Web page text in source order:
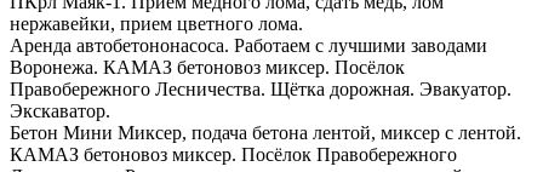
нержавейки, прием цветного лома.
Аренда автобетононасоса. Работаем с лучшими заводами
Воронежа. КАМАЗ бетоновоз миксер. Посёлок
Правобережного Лесничества. Щётка дорожная. Эвакуатор.
Экскаватор.
Бетон Мини Миксер, подача бетона лентой, миксер с лентой.
КАМАЗ бетоновоз миксер. Посёлок Правобережного